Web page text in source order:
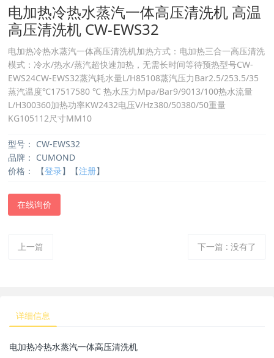
电加热冷热水蒸汽一体高压清洗机 高温
高压清洗机 CW-EWS32
电加热冷热水蒸汽一体高压清洗机加热方式：电加热三合一高压清洗
模式：冷水/热水/蒸汽超快速加热，无需长时间等待预热型号CW-
EWS24CW-EWS32蒸汽耗水量L/H85108蒸汽压力Bar2.5/253.5/35
蒸汽温度℃17517580 ℃ 热水压力Mpa/Bar9/9013/100热水流量
L/H300360加热功率KW2432电压V/Hz380/50380/50重量
KG105112尺寸MM10
型号： CW-EWS32
品牌： CUMOND
价格：
【登录】【注册】
在线询价
上一篇 下一篇 : 没有了
详细信息
电加热冷热水蒸汽一体高压清洗机